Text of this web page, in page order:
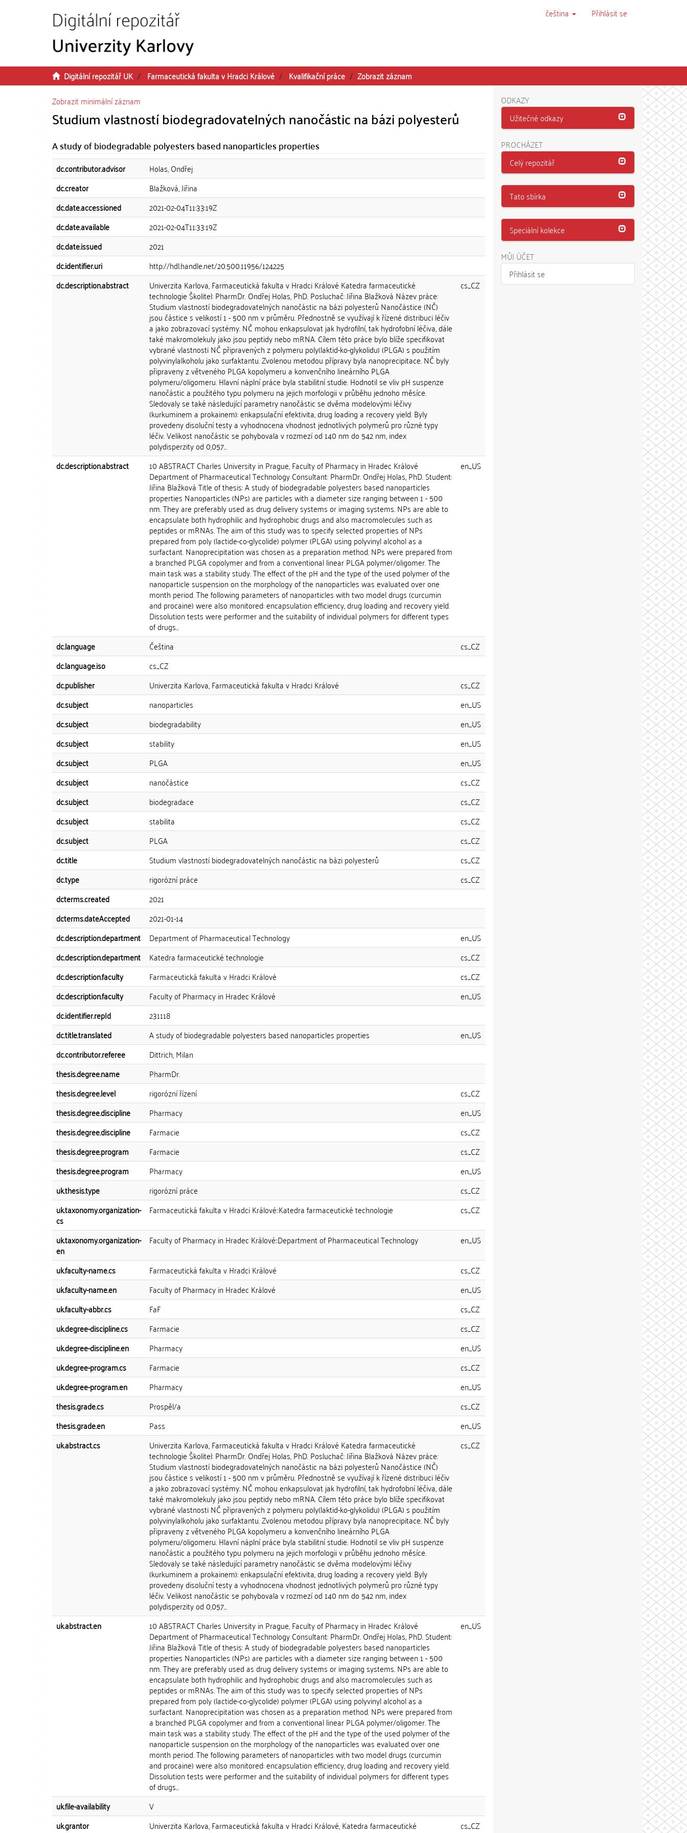
čeština Přihlásit se
Digitální repozitář UK Farmaceutická fakulta v Hradci Králové Kvalifikační práce
Zobrazit záznam
Zobrazit minimální záznam
Studium vlastností biodegradovatelných nanočástic na bázi polyesterů
A study of biodegradable polyesters based nanoparticles properties
dc.contributor.advisor
Holas, Ondřej
dc.creator
Blažková, Jiřina
dc.date.accessioned
2021-02-04T11:33:19Z
dc.date.available
2021-02-04T11:33:19Z
dc.date.issued
2021
dc.identifier.uri
http://hdl.handle.net/20.500.11956/124225
dc.description.abstract
Univerzita Karlova, Farmaceutická fakulta v Hradci Králové Katedra farmaceutické
technologie Školitel: PharmDr. Ondřej Holas, PhD. Posluchač: Jiřina Blažková Název práce:
Studium vlastností biodegradovatelných nanočástic na bázi polyesterů Nanočástice (NČ)
jsou částice s velikostí 1 - 500 nm v průměru. Přednostně se využívají k řízené distribuci léčiv
a jako zobrazovací systémy. NČ mohou enkapsulovat jak hydrofilní, tak hydrofobní léčiva, dále
také makromolekuly jako jsou peptidy nebo mRNA. Cílem této práce bylo blíže specifikovat
vybrané vlastnosti NČ připravených z polymeru poly(laktid-ko-glykolidu) (PLGA) s použitím
polyvinylalkoholu jako surfaktantu. Zvolenou metodou přípravy byla nanoprecipitace. NČ byly
připraveny z větveného PLGA kopolymeru a konvenčního lineárního PLGA
polymeru/oligomeru. Hlavní náplní práce byla stabilitní studie. Hodnotil se vliv pH suspenze
nanočástic a použitého typu polymeru na jejich morfologii v průběhu jednoho měsíce.
Sledovaly se také následující parametry nanočástic se dvěma modelovými léčivy
(kurkuminem a prokainem): enkapsulační efektivita, drug loading a recovery yield. Byly
provedeny disoluční testy a vyhodnocena vhodnost jednotlivých polymerů pro různé typy
léčiv. Velikost nanočástic se pohybovala v rozmezí od 140 nm do 542 nm, index
polydisperzity od 0,057...
cs_CZ
dc.description.abstract 10 ABSTRACT Charles University in Prague, Faculty of Pharmacy in Hradec Králové
Department of Pharmaceutical Technology Consultant: PharmDr. Ondřej Holas, PhD. Student:
Jiřina Blažková Title of thesis: A study of biodegradable polyesters based nanoparticles
properties Nanoparticles (NPs) are particles with a diameter size ranging between 1 - 500
nm. They are preferably used as drug delivery systems or imaging systems. NPs are able to
encapsulate both hydrophilic and hydrophobic drugs and also macromolecules such as
peptides or mRNAs. The aim of this study was to specify selected properties of NPs
prepared from poly (lactide-co-glycolide) polymer (PLGA) using polyvinyl alcohol as a
surfactant. Nanoprecipitation was chosen as a preparation method. NPs were prepared from
a branched PLGA copolymer and from a conventional linear PLGA polymer/oligomer. The
main task was a stability study. The effect of the pH and the type of the used polymer of the
nanoparticle suspension on the morphology of the nanoparticles was evaluated over one
month period. The following parameters of nanoparticles with two model drugs (curcumin
and procaine) were also monitored: encapsulation efficiency, drug loading and recovery yield.
Dissolution tests were performer and the suitability of individual polymers for different types
of drugs...
en_US
dc.language Čeština
cs_CZ
dc.language.iso
cs_CZ
dc.publisher
Univerzita Karlova, Farmaceutická fakulta v Hradci Králové
cs_CZ
dc.subject
nanoparticles
en_US
dc.subject
biodegradability
en_US
dc.subject
stability
en_US
dc.subject
PLGA
en_US
dc.subject
nanočástice
cs_CZ
dc.subject
biodegradace
cs_CZ
dc.subject
stabilita
cs_CZ
dc.subject
PLGA
cs_CZ
dc.title
Studium vlastností biodegradovatelných nanočástic na bázi polyesterů
cs_CZ
dc.type
rigorózní práce
cs_CZ
dcterms.created
2021
dcterms.dateAccepted
2021-01-14
dc.description.department
Department of Pharmaceutical Technology
en_US
dc.description.department
Katedra farmaceutické technologie
cs_CZ
dc.description.faculty
Farmaceutická fakulta v Hradci Králové
cs_CZ
dc.description.faculty
Faculty of Pharmacy in Hradec Králové
en_US
dc.identifier.repId
231118
dc.title.translated
A study of biodegradable polyesters based nanoparticles properties
en_US
dc.contributor.referee
Dittrich, Milan
thesis.degree.name
PharmDr.
thesis.degree.level
rigorózní řízení
cs_CZ
thesis.degree.discipline
Pharmacy
en_US
thesis.degree.discipline
Farmacie
cs_CZ
thesis.degree.program
Farmacie
cs_CZ
thesis.degree.program
Pharmacy
en_US
uk.thesis.type
rigorózní práce
cs_CZ
uk.taxonomy.organization-
cs
Farmaceutická fakulta v Hradci Králové::Katedra farmaceutické technologie cs_CZ
uk.taxonomy.organization-
en
Faculty of Pharmacy in Hradec Králové::Department of Pharmaceutical Technology en_US
uk.faculty-name.cs Farmaceutická fakulta v Hradci Králové
cs_CZ
uk.faculty-name.en
Faculty of Pharmacy in Hradec Králové
en_US
uk.faculty-abbr.cs
FaF
cs_CZ
uk.degree-discipline.cs
Farmacie
cs_CZ
uk.degree-discipline.en
Pharmacy
en_US
uk.degree-program.cs
Farmacie
cs_CZ
uk.degree-program.en
Pharmacy
en_US
thesis.grade.cs
Prospěl/a
cs_CZ
thesis.grade.en
Pass
en_US
uk.abstract.cs
Univerzita Karlova, Farmaceutická fakulta v Hradci Králové Katedra farmaceutické
technologie Školitel: PharmDr. Ondřej Holas, PhD. Posluchač: Jiřina Blažková Název práce:
Studium vlastností biodegradovatelných nanočástic na bázi polyesterů Nanočástice (NČ)
jsou částice s velikostí 1 - 500 nm v průměru. Přednostně se využívají k řízené distribuci léčiv
a jako zobrazovací systémy. NČ mohou enkapsulovat jak hydrofilní, tak hydrofobní léčiva, dále
také makromolekuly jako jsou peptidy nebo mRNA. Cílem této práce bylo blíže specifikovat
vybrané vlastnosti NČ připravených z polymeru poly(laktid-ko-glykolidu) (PLGA) s použitím
polyvinylalkoholu jako surfaktantu. Zvolenou metodou přípravy byla nanoprecipitace. NČ byly
připraveny z větveného PLGA kopolymeru a konvenčního lineárního PLGA
polymeru/oligomeru. Hlavní náplní práce byla stabilitní studie. Hodnotil se vliv pH suspenze
nanočástic a použitého typu polymeru na jejich morfologii v průběhu jednoho měsíce.
Sledovaly se také následující parametry nanočástic se dvěma modelovými léčivy
(kurkuminem a prokainem): enkapsulační efektivita, drug loading a recovery yield. Byly
provedeny disoluční testy a vyhodnocena vhodnost jednotlivých polymerů pro různé typy
léčiv. Velikost nanočástic se pohybovala v rozmezí od 140 nm do 542 nm, index
polydisperzity od 0,057...
cs_CZ
uk.abstract.en 10 ABSTRACT Charles University in Prague, Faculty of Pharmacy in Hradec Králové
Department of Pharmaceutical Technology Consultant: PharmDr. Ondřej Holas, PhD. Student:
Jiřina Blažková Title of thesis: A study of biodegradable polyesters based nanoparticles
properties Nanoparticles (NPs) are particles with a diameter size ranging between 1 - 500
nm. They are preferably used as drug delivery systems or imaging systems. NPs are able to
encapsulate both hydrophilic and hydrophobic drugs and also macromolecules such as
peptides or mRNAs. The aim of this study was to specify selected properties of NPs
prepared from poly (lactide-co-glycolide) polymer (PLGA) using polyvinyl alcohol as a
surfactant. Nanoprecipitation was chosen as a preparation method. NPs were prepared from
a branched PLGA copolymer and from a conventional linear PLGA polymer/oligomer. The
main task was a stability study. The effect of the pH and the type of the used polymer of the
nanoparticle suspension on the morphology of the nanoparticles was evaluated over one
month period. The following parameters of nanoparticles with two model drugs (curcumin
and procaine) were also monitored: encapsulation efficiency, drug loading and recovery yield.
Dissolution tests were performer and the suitability of individual polymers for different types
of drugs...
en_US
uk.file-availability
V
uk.grantor
Univerzita Karlova, Farmaceutická fakulta v Hradci Králové, Katedra farmaceutické cs_CZ
ODKAZY
Užitečné odkazy
PROCHÁZET
Celý repozitář
Tato sbírka
Speciální kolekce
MŮJ ÚČET
Přihlásit se